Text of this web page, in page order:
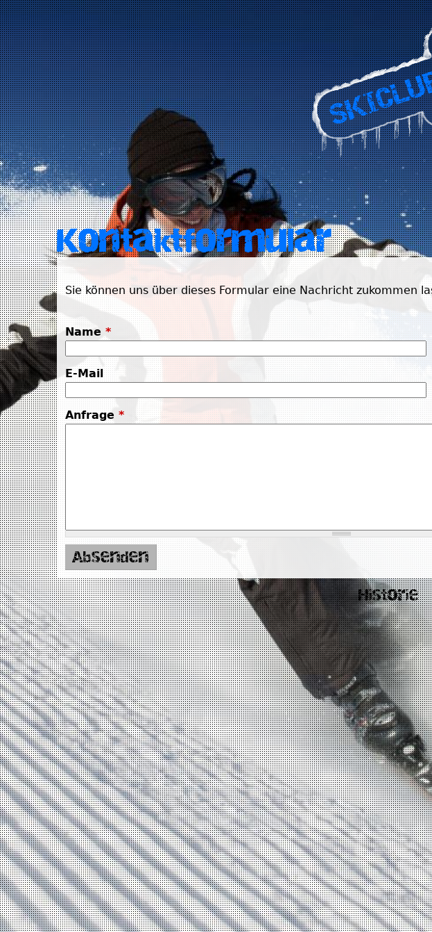
Kontaktformular
Sie können uns über dieses Formular eine Nachricht zukommen
Name *
E-Mail
Anfrage *
Historie